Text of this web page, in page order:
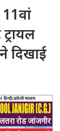
11वां
दिखाई